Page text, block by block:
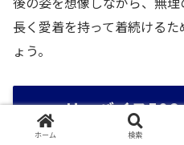
長く愛着を持って着続ける
ょう。
リーバイス
く楽しむため
ホーム 検索